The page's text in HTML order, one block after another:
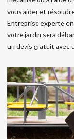
vous aider et
Entreprise experte
votre jardin sera
un devis gratuit avec